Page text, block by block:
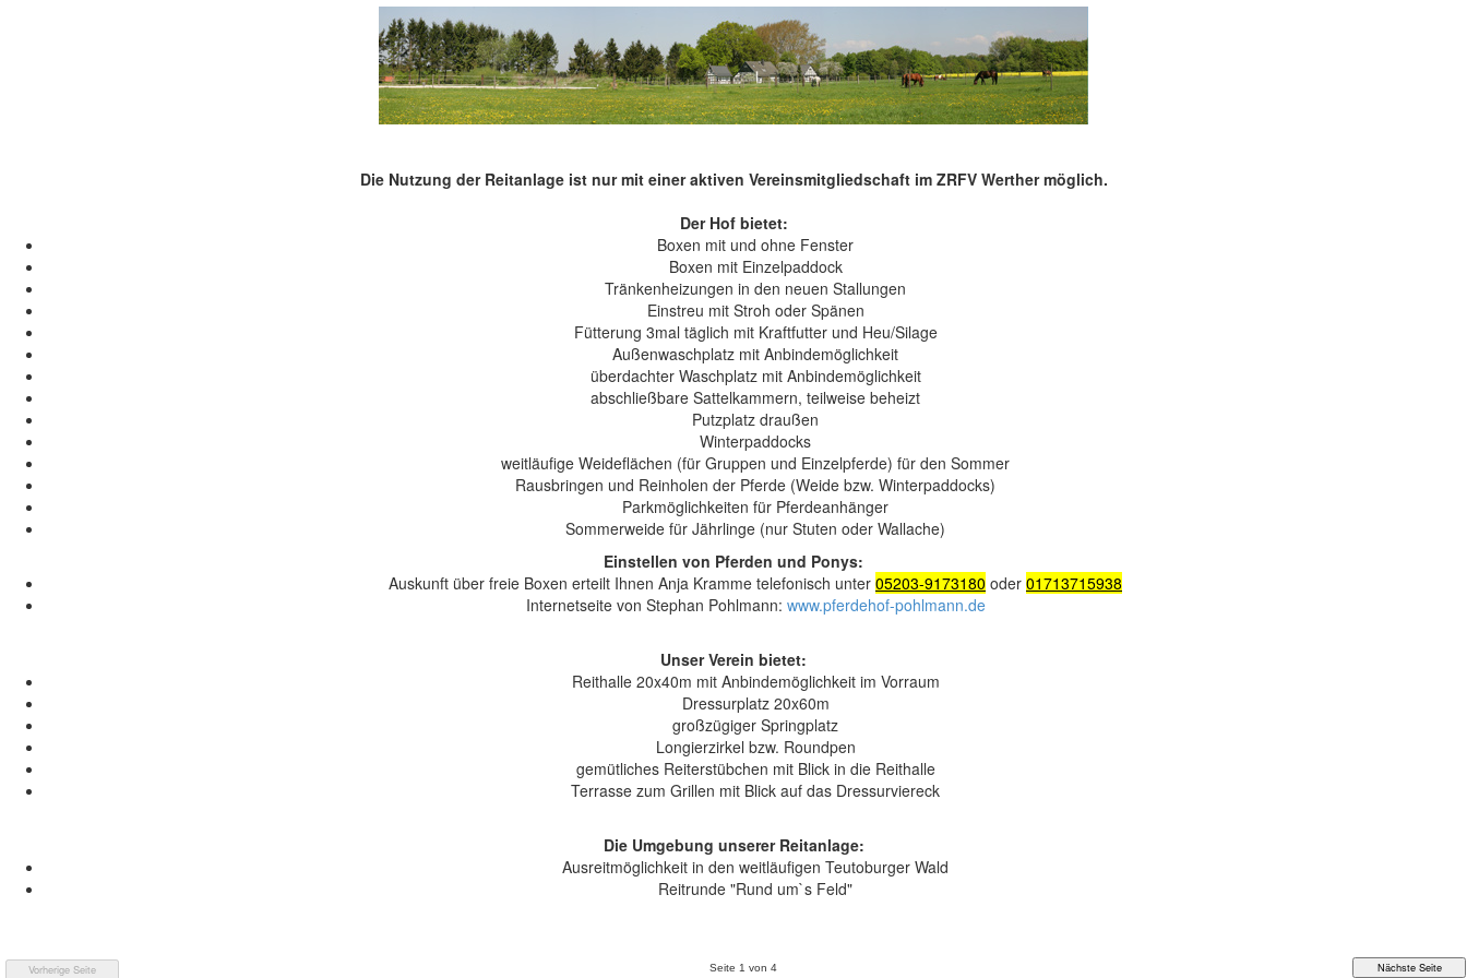
Die Nutzung der Reitanlage ist nur mit einer aktiven Vereinsmitgliedschaft im ZRFV Werther möglich.
Der Hof bietet:
Boxen mit und ohne Fenster
Boxen mit Einzelpaddock
Tränkenheizungen in den neuen Stallungen
Einstreu mit Stroh oder Spänen
Fütterung 3mal täglich mit Kraftfutter und Heu/Silage
Außenwaschplatz mit Anbindemöglichkeit
überdachter Waschplatz mit Anbindemöglichkeit
abschließbare Sattelkammern, teilweise beheizt
Putzplatz draußen
Winterpaddocks
weitläufige Weideflächen (für Gruppen und Einzelpferde) für den Sommer
Rausbringen und Reinholen der Pferde (Weide bzw. Winterpaddocks)
Parkmöglichkeiten für Pferdeanhänger
Sommerweide für Jährlinge (nur Stuten oder Wallache)
Einstellen von Pferden und Ponys:
Auskunft über freie Boxen erteilt Ihnen Anja Kramme telefonisch unter 05203-9173180 oder 01713715938
Internetseite von Stephan Pohlmann: www.pferdehof-pohlmann.de
Unser Verein bietet:
Reithalle 20x40m mit Anbindemöglichkeit im Vorraum
Dressurplatz 20x60m
großzügiger Springplatz
Longierzirkel bzw. Roundpen
gemütliches Reiterstübchen mit Blick in die Reithalle
Terrasse zum Grillen mit Blick auf das Dressurviereck
Die Umgebung unserer Reitanlage:
Ausreitmöglichkeit in den weitläufigen Teutoburger Wald
Reitrunde "Rund um`s Feld"
Seite 1 von 4